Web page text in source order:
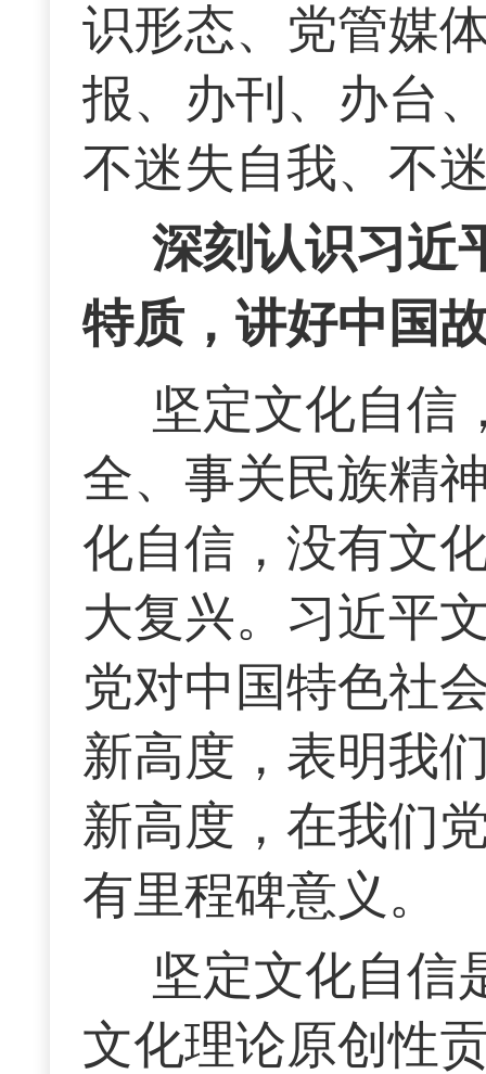
识形态、党管媒
报、办刊、办台
不迷失自我、不
深刻认识习近
特质，讲好中国
坚定文化自信
全、事关民族精
化自信，没有文
大复兴。习近平
党对中国特色社
新高度，表明我
新高度，在我们
有里程碑意义。
坚定文化自信
文化理论原创性